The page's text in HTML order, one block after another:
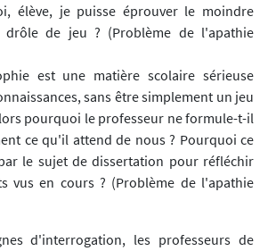
élève, je puisse éprouver le moindre
de jeu ? (Problème de l'apathie
est une matière scolaire sérieuse
sans être simplement un jeu
pourquoi le professeur ne formule-t-il
ce qu'il attend de nous ? Pourquoi ce
le sujet de dissertation pour réfléchir
vus en cours ? (Problème de l'apathie
d'interrogation, les professeurs de